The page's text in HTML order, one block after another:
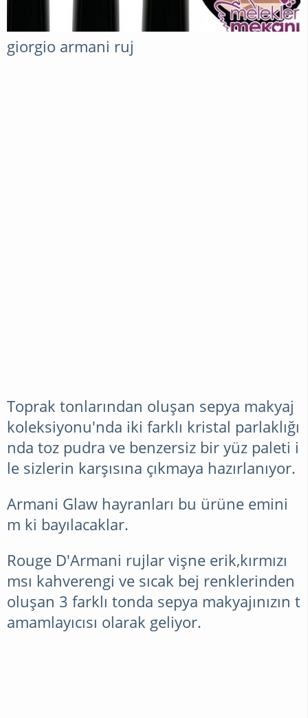
giorgio armani ruj
Toprak tonlarından oluşan sepya makyaj
koleksiyonu'nda iki farklı kristal parlaklığı
nda toz pudra ve benzersiz bir yüz paleti i
le sizlerin karşısına çıkmaya hazırlanıyor.
Armani Glaw hayranları bu ürüne emini
m ki bayılacaklar.
Rouge D'Armani rujlar vişne erik,kırmızı
msı kahverengi ve sıcak bej renklerinden
oluşan 3 farklı tonda sepya makyajınızın t
amamlayıcısı olarak geliyor.